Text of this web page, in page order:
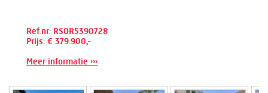
Ref.nr: RSOR5390728
Prijs: € 379.900,-
Meer informatie ›››